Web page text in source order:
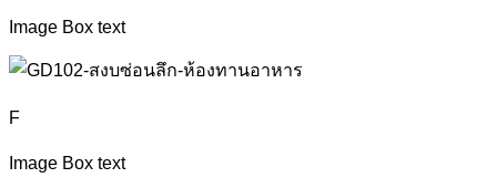
Image Box text
F
Image Box text